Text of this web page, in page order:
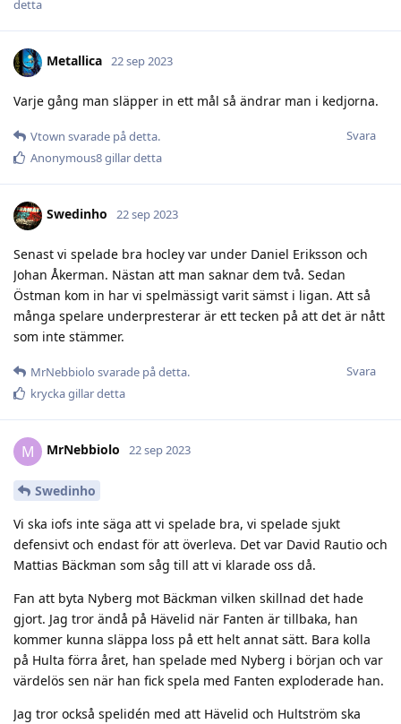
detta
Metallica 22 sep 2023
Varje gång man släpper in ett mål så ändrar man i kedjorna.
Svara
Vtown svarade på detta.
Anonymous8gillar detta
Swedinho 22 sep 2023
Senast vi spelade bra hocley var under Daniel Eriksson och
Johan Åkerman. Nästan att man saknar dem två. Sedan
Östman kom in har vi spelmässigt varit sämst i ligan. Att så
många spelare underpresterar är ett tecken på att det är nått
som inte stämmer.
Svara
MrNebbiolo svarade på detta.
kryckagillar detta
M MrNebbiolo 22 sep 2023
Swedinho
Vi ska iofs inte säga att vi spelade bra, vi spelade sjukt
defensivt och endast för att överleva. Det var David Rautio och
Mattias Bäckman som såg till att vi klarade oss då.
Fan att byta Nyberg mot Bäckman vilken skillnad det hade
gjort. Jag tror ändå på Hävelid när Fanten är tillbaka, han
kommer kunna släppa loss på ett helt annat sätt. Bara kolla
på Hulta förra året, han spelade med Nyberg i början och var
värdelös sen när han fick spela med Fanten exploderade han.
Jag tror också spelidén med att Hävelid och Hultström ska